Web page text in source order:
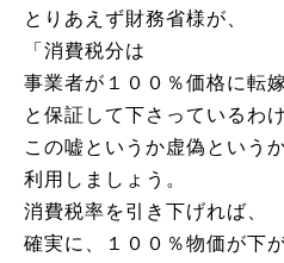
とりあえず財務省様が、
「消費税分は
事業者が１００％価格に転
と保証して下さっているわ
この嘘というか虚偽という
利用しましょう。
消費税率を引き下げれば、
確実に、１００％物価が下